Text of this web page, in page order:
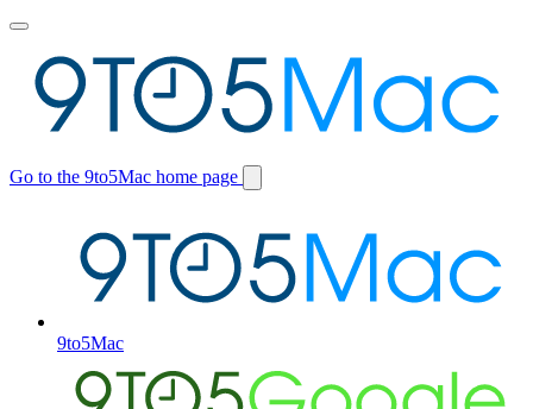
Toggle
menu
Go to the 9to5Mac home page
Switch
9to5Mac